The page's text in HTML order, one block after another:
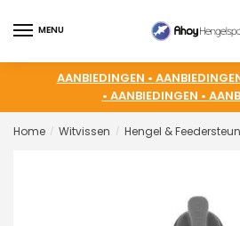
MENU
AANBIEDINGEN •
• AANBIEDINGEN •
Home / Witvissen / Hengel &